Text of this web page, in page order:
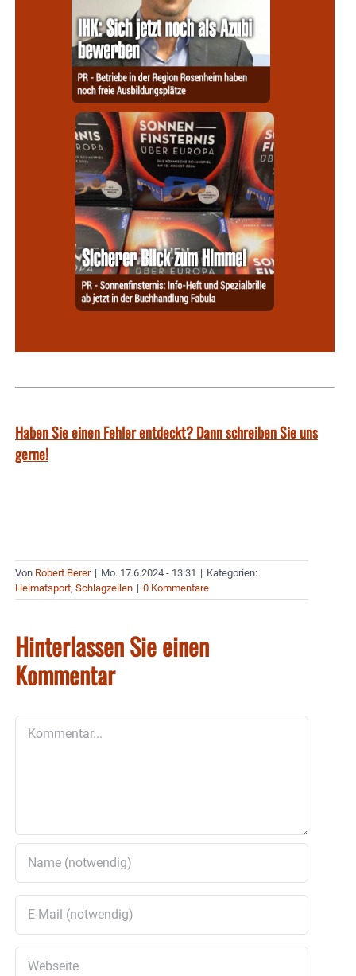
Haben Sie einen Fehler entdeckt? Dann schreiben Sie uns
gerne!
Von Robert Berer | Mo. 17.6.2024 - 13:31 | Kategorien:
Heimatsport, Schlagzeilen | 0 Kommentare
Hinterlassen Sie einen
Kommentar